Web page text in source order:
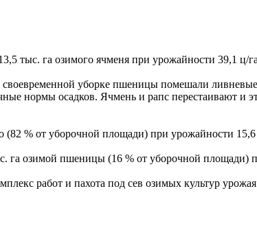
тыс. га озимого ячменя при урожайности 39,1 ц/
уборке пшеницы помешали
нормы осадков. Ячмень и рапс перестаивают и
(82 % от уборочной площади) при урожайности 15,6
га озимой пшеницы (16 % от уборочной площади)
работ и пахота под сев озимых культур